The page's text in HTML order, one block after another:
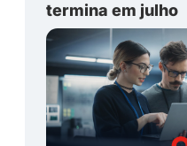
termina em julho